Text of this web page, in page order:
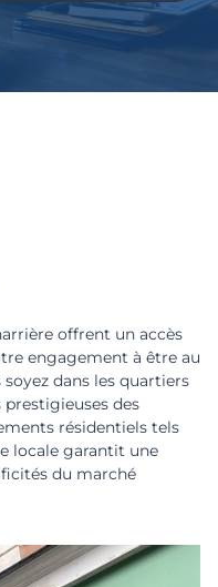
offrent un accès
engagement à être au
dans les quartiers
prestigieuses des
résidentiels tels
locale garantit une
du marché